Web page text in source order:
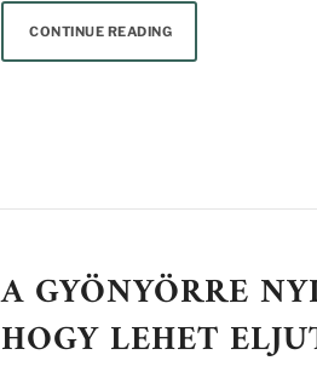
CONTINUE READING
A GYÖNYÖRRE
HOGY LEHET